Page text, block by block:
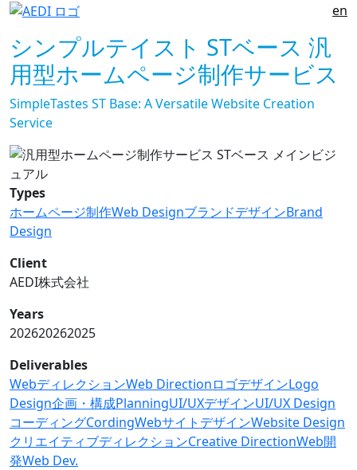
en
シンプルテイスト STベース 汎
用型ホームページ制作サービス
SimpleTastes ST Base: A Versatile Website Creation
Service
Types
ホームページ制作Web DesignブランドデザインBrand
Design
Client
AEDI株式会社
Years
202620262025
Deliverables
WebディレクションWeb DirectionロゴデザインLogo
Design企画・構成PlanningUI/UXデザインUI/UX Design
コーディングCordingWebサイトデザインWebsite Design
クリエイティブディレクションCreative DirectionWeb開
発Web Dev.